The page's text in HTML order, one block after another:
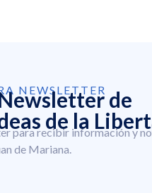
NEWSLETTER de
de la
para recibir información y
de Mariana.